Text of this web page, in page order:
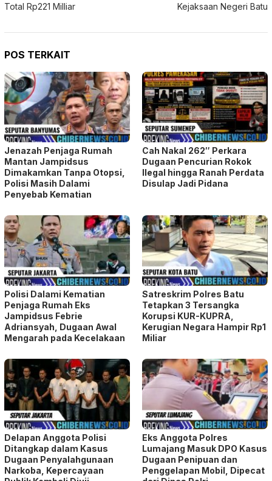
Total Rp221 Milliar
Kejaksaan Negeri Batu
POS TERKAIT
Jenazah Penjaga Rumah
Mantan Jampidsus
Dimakamkan Tanpa Otopsi,
Polisi Masih Dalami
Penyebab Kematian
Cah Nakal 262″ Perkara
Dugaan Pencurian Rokok
Ilegal hingga Ranah Perdata
Disulap Jadi Pidana
Polisi Dalami Kematian
Penjaga Rumah Eks
Jampidsus Febrie
Adriansyah, Dugaan Awal
Mengarah pada Kecelakaan
Satreskrim Polres Batu
Tetapkan 3 Tersangka
Korupsi KUR-KUPRA,
Kerugian Negara Hampir Rp1
Miliar
Delapan Anggota Polisi
Ditangkap dalam Kasus
Dugaan Penyalahgunaan
Narkoba, Kepercayaan
Eks Anggota Polres
Lumajang Masuk DPO Kasus
Dugaan Penipuan dan
Penggelapan Mobil, Dipecat